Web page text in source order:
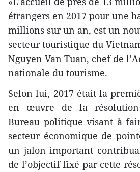
étrangers en 2017 pour une
millions sur un an, est un
secteur touristique du
Nguyen Van Tuan, chef de
nationale du tourisme.
Selon lui, 2017 était la
en œuvre de la résolution
Bureau politique visant à
secteur économique de
un jalon important
de l’objectif fixé par cette